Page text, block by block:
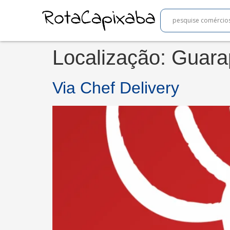
Localização:
Via Chef Delivery